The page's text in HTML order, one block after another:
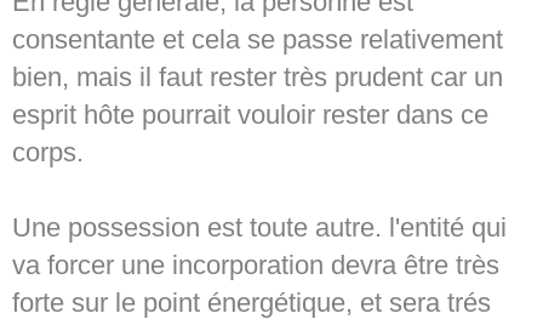
consentante et cela se passe relativement
bien, mais il faut rester très prudent car un
esprit hôte pourrait vouloir rester dans ce
corps.
Une possession est toute autre. l'entité qui
va forcer une incorporation devra être très
forte sur le point énergétique, et sera trés